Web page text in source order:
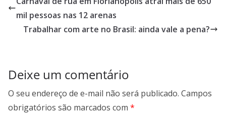
mil pessoas nas 12 arenas
Trabalhar com arte no Brasil: ainda vale a pena?
Deixe um comentário
O seu endereço de e-mail não será publicado. Campos
obrigatórios são marcados com *